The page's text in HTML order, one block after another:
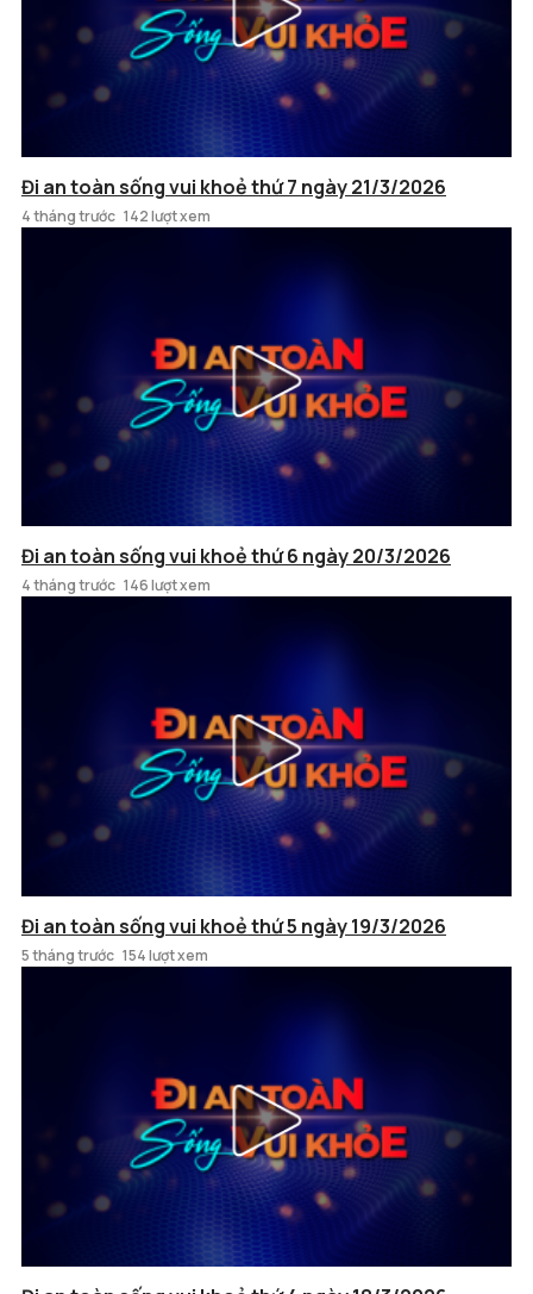
Đi an toàn sống vui khoẻ thứ 7 ngày 21/3/2026
4 tháng trước 142 lượt xem
Đi an toàn sống vui khoẻ thứ 6 ngày 20/3/2026
4 tháng trước 146 lượt xem
Đi an toàn sống vui khoẻ thứ 5 ngày 19/3/2026
5 tháng trước 154 lượt xem